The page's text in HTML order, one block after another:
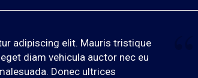
adipiscing elit. Mauris tristique
diam vehicula auctor nec eu
Donec ultrices